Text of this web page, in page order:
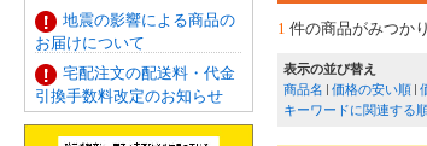
地震の影響による商品の
お届けについて
宅配注文の配送料・代金
引換手数料改定のお知らせ
1 件の商品がみつか
表示の並び替え
商品名
価格の安い順
キーワードに関連する